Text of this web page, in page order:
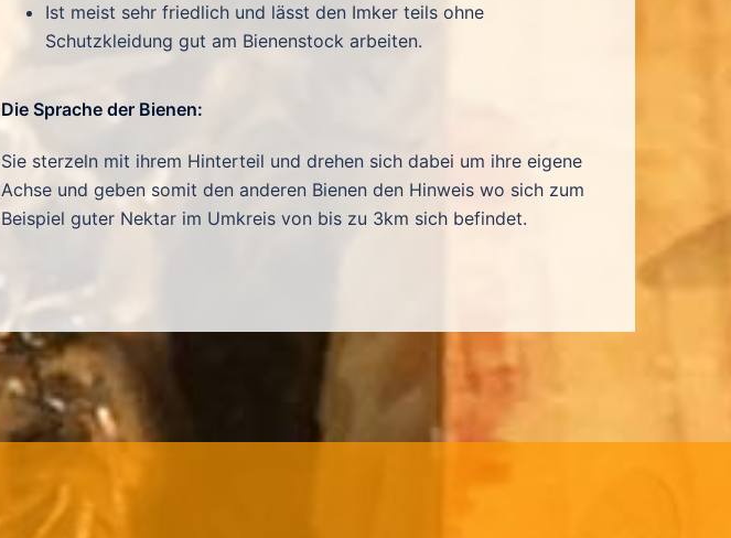
Ist meist sehr friedlich und lässt den Imker teils ohne
Schutzkleidung gut am Bienenstock arbeiten.
Die Sprache der Bienen:
Sie sterzeln mit ihrem Hinterteil und drehen sich dabei um ihre eigene
Achse und geben somit den anderen Bienen den Hinweis wo sich zum
Beispiel guter Nektar im Umkreis von bis zu 3km sich befindet.